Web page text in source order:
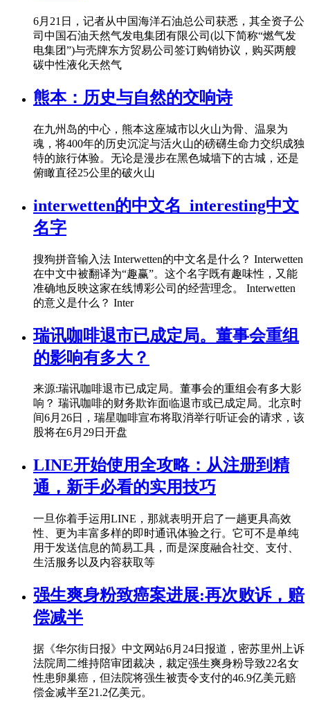
6月21日，记者从中国海洋石油总公司获悉，其全资子公
司中国石油天然气发电集团有限公司(以下简称“燃气发
电集团”)与壳牌东方贸易公司签订购销协议，购买两艘
碳中性液化天然气
熊本：历史与自然的交响诗
在九州岛的中心，熊本这座城市以火山为骨、温泉为
魂，将400年的历史沉淀与活火山的磅礴生命力交织成独
特的旅行体验。无论是漫步在黑色城墙下的古城，还是
俯瞰直径25公里的破火山
interwetten的中文名_interesting中文
名字
搜狗拼音输入法 Interwetten的中文名是什么？ Interwetten
在中文中被翻译为“趣赢”。这个名字既有趣味性，又能
准确地反映这家在线博彩公司的经营理念。 Interwetten
的意义是什么？ Inter
瑞讯咖啡退市已成定局。董事会重组
的影响有多大？
来源:瑞讯咖啡退市已成定局。董事会的重组会有多大影
响？ 瑞讯咖啡的财务欺诈面临退市或已成定局。北京时
间6月26日，瑞星咖啡宣布将取消举行听证会的请求，该
股将在6月29日开盘
LINE开始使用全攻略：从注册到精
通，新手必看的实用技巧
一旦你着手运用LINE，那就表明开启了一趟更具高效
性、更为丰富多样的即时通讯体验之行。它可不是单纯
用于发送信息的简易工具，而是深度融合社交、支付、
生活服务以及内容获取等
强生爽身粉致癌案进展:再次败诉，赔
偿减半
据《华尔街日报》中文网站6月24日报道，密苏里州上诉
法院周二维持陪审团裁决，裁定强生爽身粉导致22名女
性患卵巢癌，但法院将强生被责令支付的46.9亿美元赔
偿金减半至21.2亿美元。